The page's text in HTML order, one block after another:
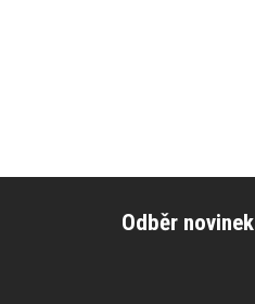
Odběr novinek